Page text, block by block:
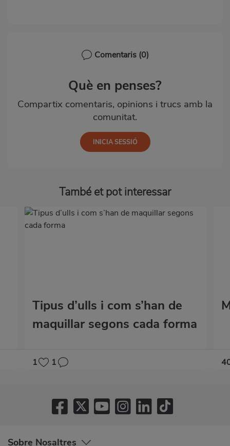
Comentaris (0)
Què en penses?
Compartix comentaris, opinions i trucs amb la
comunitat.
També et pot interessar
Tipus d’ulls i com s’han de
maquillar segons cada forma
1 1
Sobre Nosaltres